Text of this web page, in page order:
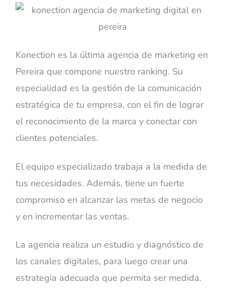
Konection es la última agencia de marketing en
Pereira que compone nuestro ranking. Su
especialidad es la gestión de la comunicación
estratégica de tu empresa, con el fin de lograr
el reconocimiento de la marca y conectar con
clientes potenciales.
El equipo especializado trabaja a la medida de
tus necesidades. Además, tiene un fuerte
compromiso en alcanzar las metas de negocio
y en incrementar las ventas.
La agencia realiza un estudio y diagnóstico de
los canales digitales, para luego crear una
estrategia adecuada que permita ser medida.